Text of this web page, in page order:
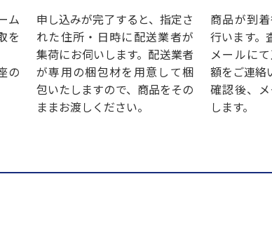
ム
を
の
申し込みが完了すると、指定さ
れた住所・日時に配送業者が
集荷にお伺いします。配送業者
が専用の梱包材を用意して梱
包いたしますので、商品をその
ままお渡しください。
商品が到
行います。
メールに
額をご連絡
確認後、
します。